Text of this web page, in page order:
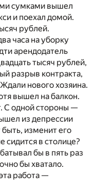
сумками вышел
и поехал домой.
рублей.
часа на уборку
арендодатель
тысяч рублей,
разрыв контракта,
нового хозяина.
вышел на балкон.
С одной стороны —
из депрессии
изменит его
в столице?
бы в пять раз
бы хватало.
работа —